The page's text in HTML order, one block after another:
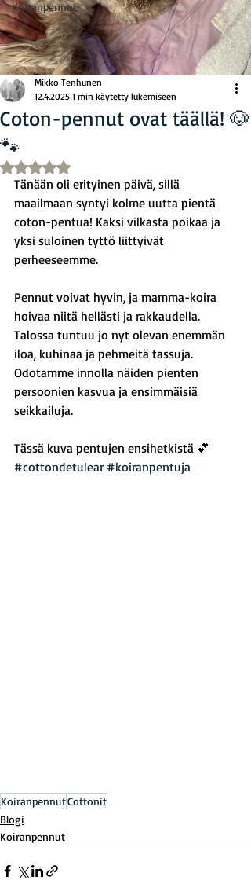
Koiranpennut
Coton-pennut ovat täällä! 🐶
🐾
Mikko Tenhunen
12.4.2025 1 min käytetty lukemiseen
Arvostelun tähtimäärä: epäluku/5
Tänään oli erityinen päivä, sillä
maailmaan syntyi kolme uutta pientä
coton-pentua! Kaksi vilkasta poikaa ja
yksi suloinen tyttö liittyivät
perheeseemme.
Pennut voivat hyvin, ja mamma-koira
hoivaa niitä hellästi ja rakkaudella.
Talossa tuntuu jo nyt olevan enemmän
iloa, kuhinaa ja pehmeitä tassuja.
Odotamme innolla näiden pienten
persoonien kasvua ja ensimmäisiä
seikkailuja.
Tässä kuva pentujen ensihetkistä 💕
#cottondetulear #koiranpentuja
KoiranpennutCottonit
Blogi
Koiranpennut